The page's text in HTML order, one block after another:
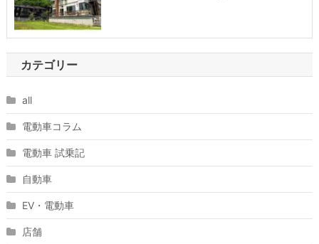
カテゴリー
all
電動車コラム
電動車 試乗記
自動車
EV・電動車
店舗